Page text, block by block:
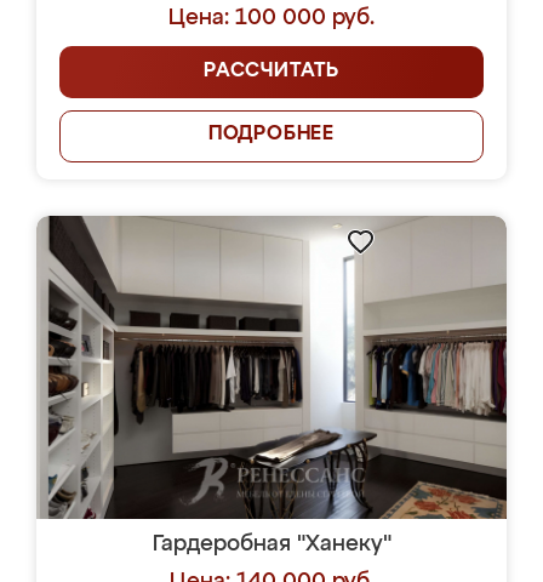
Цена: 100 000 руб.
РАССЧИТАТЬ
ПОДРОБНЕЕ
Гардеробная "Ханеку"